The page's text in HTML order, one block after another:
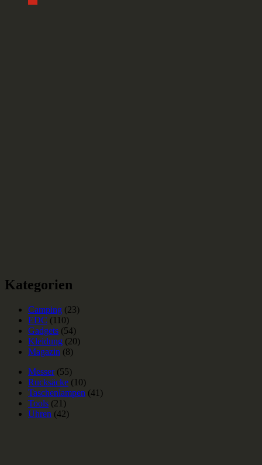
Kategorien
Camping (23)
EDC (110)
Gadgets (54)
Kleidung (20)
Magazin (8)
Messer (55)
Rucksäcke (10)
Taschenlampen (41)
Tools (21)
Uhren (42)